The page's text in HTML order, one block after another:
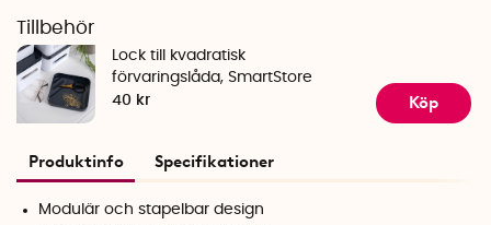
Tillbehör
Lock till kvadratisk
förvaringslåda, SmartStore
40 kr
Köp
Produktinfo Specifikationer
Modulär och stapelbar design